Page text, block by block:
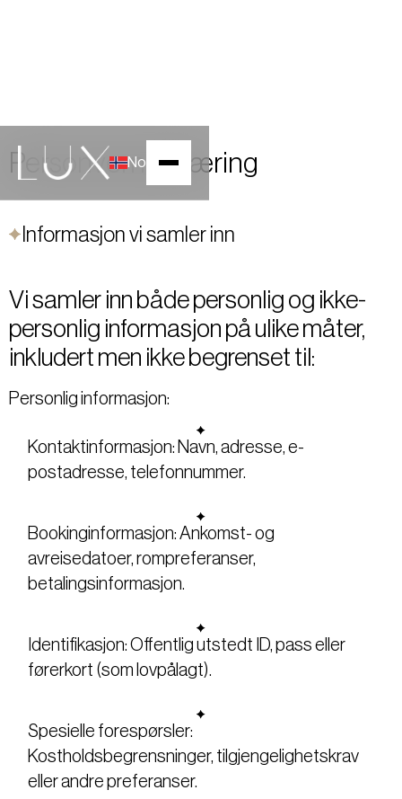
No
Personvernerklæring
Informasjon vi samler inn
Vi samler inn både personlig og ikke-
personlig informasjon på ulike måter,
inkludert men ikke begrenset til:
Personlig informasjon:
Kontaktinformasjon: Navn, adresse, e-
postadresse, telefonnummer.
Bookinginformasjon: Ankomst- og
avreisedatoer, rompreferanser,
betalingsinformasjon.
Identifikasjon: Offentlig utstedt ID, pass eller
førerkort (som lovpålagt).
Spesielle forespørsler:
Kostholdsbegrensninger, tilgjengelighetskrav
eller andre preferanser.